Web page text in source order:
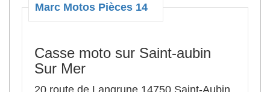
Marc Motos Pièces 14
Casse moto sur Saint-aubin
Sur Mer
20 route de Langrune 14750 Saint-Aubin